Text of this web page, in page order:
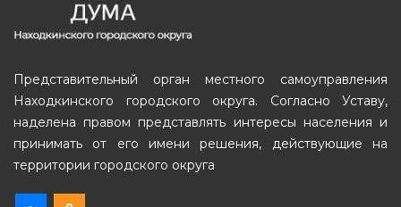
Представительный орган местного самоуправления
Находкинского городского округа. Согласно Уставу,
наделена правом представлять интересы населения и
принимать от его имени решения, действующие на
территории городского округа